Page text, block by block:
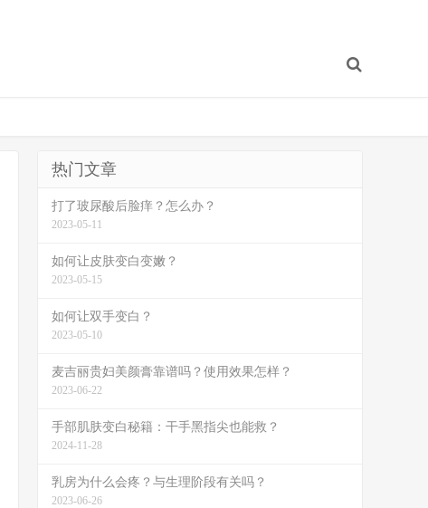
热门文章
打了玻尿酸后脸痒？怎么办？
2023-05-11
如何让皮肤变白变嫩？
2023-05-15
如何让双手变白？
2023-05-10
麦吉丽贵妇美颜膏靠谱吗？使用效果怎样？
2023-06-22
手部肌肤变白秘籍：干手黑指尖也能救？
2024-11-28
乳房为什么会疼？与生理阶段有关吗？
2023-06-26